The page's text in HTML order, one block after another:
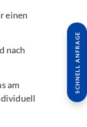
einen
nach
am
SCHNELL ANFRAGE